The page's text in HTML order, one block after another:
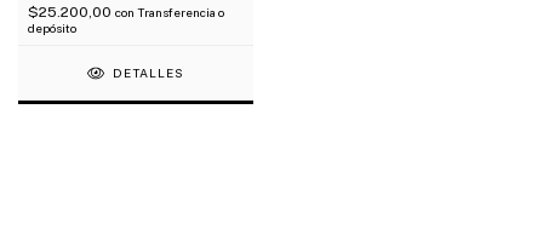
$25.200,00 con Transferencia o
depósito
DETALLES